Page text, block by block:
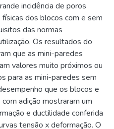
incidência de poros
dos blocos com e sem
das normas
Os resultados do
que as mini-paredes
valores muito próximos ou
para as mini-paredes sem
que os blocos e
adição mostraram um
e ductilidade conferida
tensão x deformação. O